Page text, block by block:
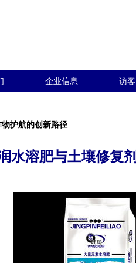
企业信息 访
护航的创新路径
水溶肥与土壤修复